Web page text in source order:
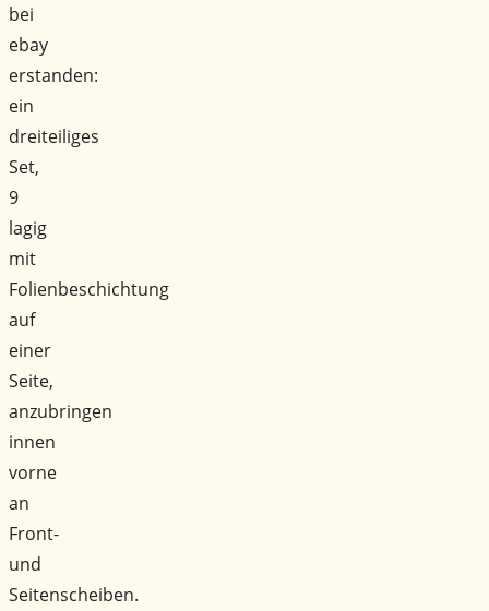
bei
ebay
erstanden:
ein
dreiteiliges
Set,
9
lagig
mit
Folienbeschichtung
auf
einer
Seite,
anzubringen
innen
vorne
an
Front-
und
Seitenscheiben.